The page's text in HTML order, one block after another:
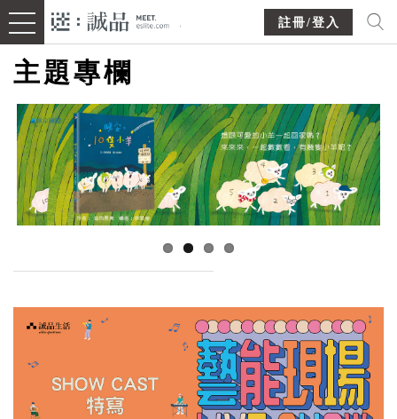
註冊/登入
主題專欄